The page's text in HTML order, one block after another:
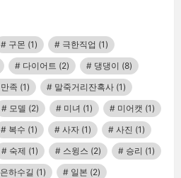
구몬 (1) 극한직업 (1)
다이어트 (2) 댕댕이 (8)
만족 (1) 말죽거리잔혹사 (1)
모델 (2) 미녀 (1) 미어캣 (1)
복수 (1) 사자 (1) 사진 (1)
숙제 (1) 스윙스 (2) 승리 (1)
은하수길 (1) 일본 (2)